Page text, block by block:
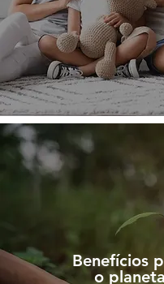
Benefícios
o planeta